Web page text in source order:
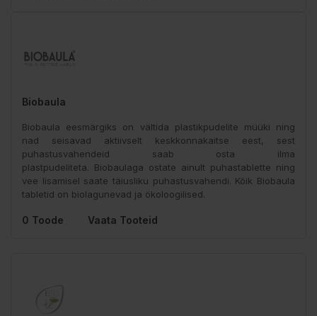
Biobaula
Biobaula eesmärgiks on vältida plastikpudelite müüki ning
nad seisavad aktiivselt keskkonnakaitse eest, sest
puhastusvahendeid saab osta ilma
plastpudeliteta. Biobaulaga ostate ainult puhastablette ning
vee lisamisel saate täiusliku puhastusvahendi. Kõik Biobaula
tabletid on biolagunevad ja ökoloogilised.
0 Toode Vaata Tooteid